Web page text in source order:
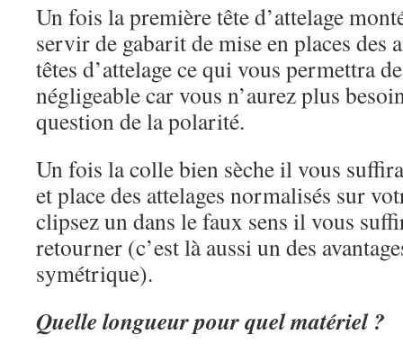
Un fois la première tête d’attelage
servir de gabarit de mise en places des
têtes d’attelage ce qui vous permettra
négligeable car vous n’aurez plus
question de la polarité.
Un fois la colle bien sèche il vous
et place des attelages normalisés sur
clipsez un dans le faux sens il vous
retourner (c’est là aussi un des
symétrique).
Quelle longueur pour quel matériel ?